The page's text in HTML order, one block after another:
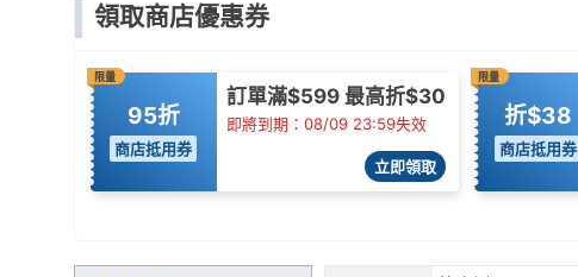
領取商店優惠券
限量
95折
商店抵用券
訂單滿$599 最高折$30
即將到期：08/09 23:59失效
立即領取
限量
折$38
商店抵用券